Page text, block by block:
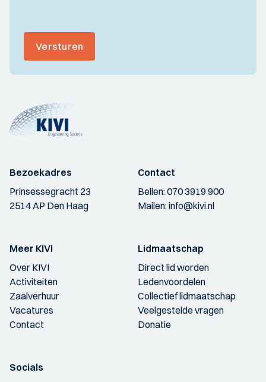
Versturen
Bezoekadres
Prinsessegracht 23
2514 AP Den Haag
Contact
Bellen:070 3919 900
Mailen:info@kivi.nl
Meer KIVI
Over KIVI
Activiteiten
Zaalverhuur
Vacatures
Contact
Lidmaatschap
Direct lid worden
Ledenvoordelen
Collectief lidmaatschap
Veelgestelde vragen
Donatie
Socials